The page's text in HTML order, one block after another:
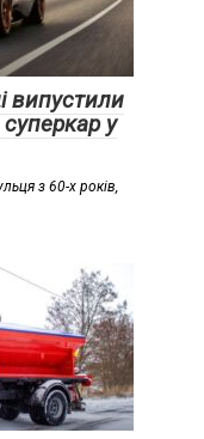
випустили
у
з 60-х років,